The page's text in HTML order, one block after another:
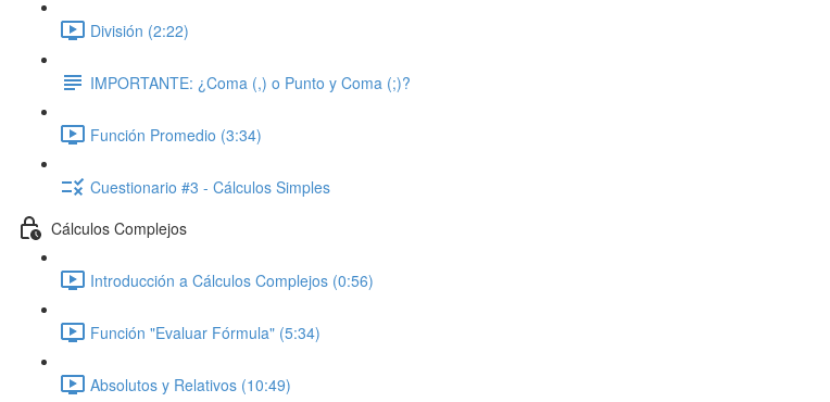
División (2:22)
IMPORTANTE: ¿Coma (,) o Punto y Coma (;)?
Función Promedio (3:34)
Cuestionario #3 - Cálculos Simples
Cálculos Complejos
Introducción a Cálculos Complejos (0:56)
Función "Evaluar Fórmula" (5:34)
Absolutos y Relativos (10:49)